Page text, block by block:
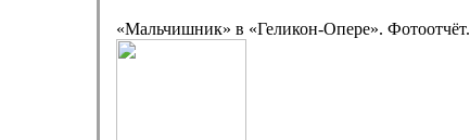
«Мальчишник» в «Геликон-Опере». Фотоотчёт.